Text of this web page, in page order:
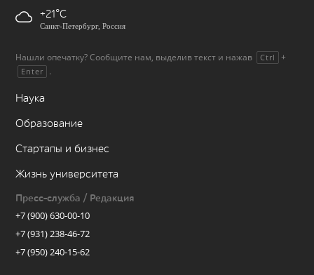
+21
Санкт-Петербург, Россия
Нашли опечатку? Сообщите нам, выделив текст и нажав Ctrl +
Enter .
Наука
Образование
Стартапы и бизнес
Жизнь университета
Пресс-служба / Редакция
+7 (900) 630-00-10
+7 (931) 238-46-72
+7 (950) 240-15-62